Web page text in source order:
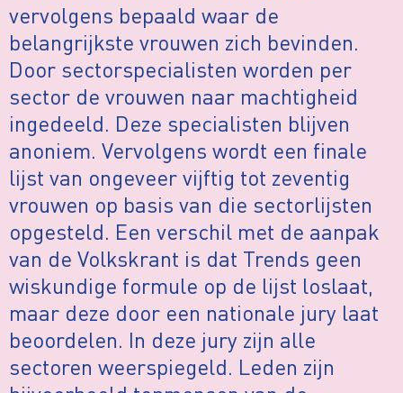
vervolgens bepaald waar de
belangrijkste vrouwen zich bevinden.
Door sectorspecialisten worden per
sector de vrouwen naar machtigheid
ingedeeld. Deze specialisten blijven
anoniem. Vervolgens wordt een finale
lijst van ongeveer vijftig tot zeventig
vrouwen op basis van die sectorlijsten
opgesteld. Een verschil met de aanpak
van de Volkskrant is dat Trends geen
wiskundige formule op de lijst loslaat,
maar deze door een nationale jury laat
beoordelen. In deze jury zijn alle
sectoren weerspiegeld. Leden zijn